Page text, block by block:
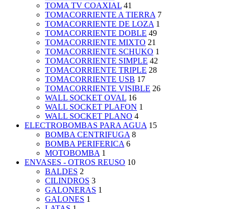
TOMA TV COAXIAL 41
TOMACORRIENTE A TIERRA 7
TOMACORRIENTE DE LOZA 1
TOMACORRIENTE DOBLE 49
TOMACORRIENTE MIXTO 21
TOMACORRIENTE SCHUKO 1
TOMACORRIENTE SIMPLE 42
TOMACORRIENTE TRIPLE 28
TOMACORRIENTE USB 17
TOMACORRIENTE VISIBLE 26
WALL SOCKET OVAL 16
WALL SOCKET PLAFON 1
WALL SOCKET PLANO 4
ELECTROBOMBAS PARA AGUA 15
BOMBA CENTRIFUGA 8
BOMBA PERIFERICA 6
MOTOBOMBA 1
ENVASES - OTROS REUSO 10
BALDES 2
CILINDROS 3
GALONERAS 1
GALONES 1